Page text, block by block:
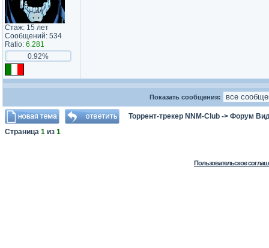
Стаж: 15 лет
Сообщений: 534
Ratio: 6.281
0.92%
Показать сообщения:
Торрент-трекер NNM-Club -> Форум
Страница 1 из 1
Пользовательское